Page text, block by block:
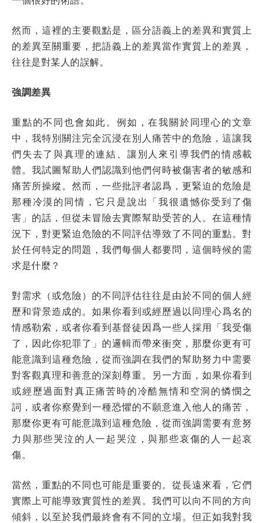
然而，這裡的主要觀點是，區分語義上的差異和實質上
的差異至關重要，把語義上的差異當作實質上的差異，
往往是對某人的誤解。
強調差異
重點的不同也會如此。例如，在我關於同理心的文章
中，我特別關注完全沉浸在別人痛苦中的危險，這讓我
們失去了與真理的連結、讓別人來引導我們的情感載
體。我試圖幫助人們認識到他們何時被傷害者的敏感和
痛苦所操縱。然而，一些批評者認爲，更緊迫的危險是
那種冷漠的同情，它只是說出「我很遺憾你受到了傷
害」的話，但從未冒險去實際幫助受苦的人。在這種情
況下，對更緊迫危險的不同評估導致了不同的重點。對
於任何特定的問題，我們每個人都要問，這個時候的需
求是什麼？
對需求（或危險）的不同評估往往是由於不同的個人經
歷和背景造成的。如果你看到或經歷過以同理心爲名的
情感勒索，或者你看到基督徒因爲一些人採用「我受傷
了，因此你犯罪了」的邏輯而帶來衝突，那麼你更有可
能意識到這種危險，從而強調在我們的幫助努力中需要
對客觀真理和善意的深刻尊重。另一方面，如果你看到
或經歷過面對真正痛苦時的冷酷無情和空洞的憐憫之
詞，或者你察覺到一種恐懼的不願意進入他人的痛苦，
那麼你更有可能意識到這種危險，從而強調需要有意努
力與那些哭泣的人一起哭泣，與那些哀傷的人一起哀
傷。
當然，重點的不同也可能是重要的。從長遠來看，它們
實際上可能導致實質性的差異。我們可以向不同的方向
傾斜，以至於我們最終會有不同的立場。但正如我對我